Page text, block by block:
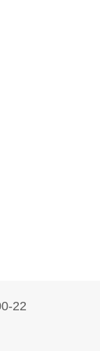
22